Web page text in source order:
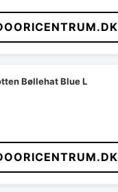
Bøllehat Blue L